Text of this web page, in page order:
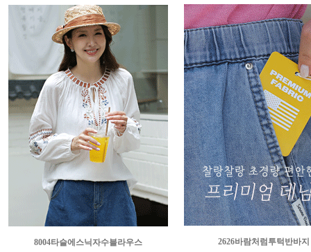
8004타슬에스닉자수블라우스
2626바람처럼투턱반바지